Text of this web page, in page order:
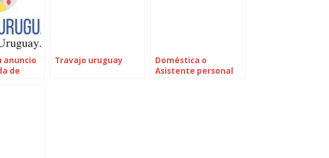
anuncio
de
Travajo uruguay
Doméstica o
Asistente personal